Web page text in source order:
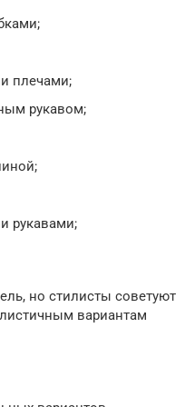
плечами;
рукавом;
рукавами;
но стилисты советуют
вариантам